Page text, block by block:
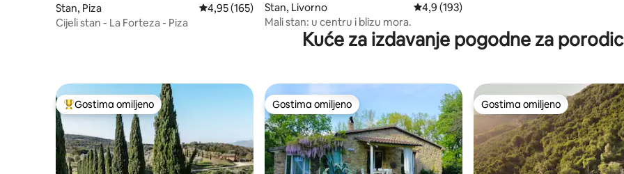
Stan, Piza Prosečna ocena 4,95 od 5, utisaka: 165
4,95 (165)
Cijeli stan - La Forteza - Piza
Stan, Livorno Prosečna ocena 4,9 od 5, utisaka: 193
4,9 (193)
Mali stan: u centru i blizu mora.
Kuće za izdavanje pogodne za
Najuspešniji među gostima omiljenim
Gostima omiljeno Gostima omiljeno
Gostima omiljeno Gostima omiljeno
Gostima omiljeno